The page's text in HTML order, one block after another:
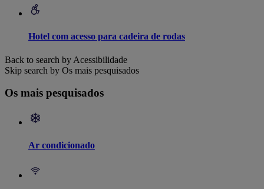
Hotel com acesso para cadeira de rodas
Back to search by Acessibilidade
Skip search by Os mais pesquisados
Os mais pesquisados
Ar condicionado